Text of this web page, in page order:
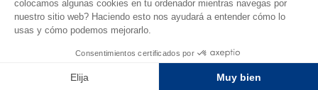
ESPACIO FIDELIDAD
¿Eres apasionado?
Benefíciate de ventajas exclusivas